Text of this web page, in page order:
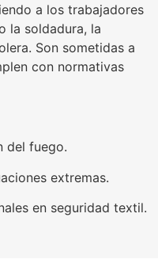
a los trabajadores
la soldadura, la
Son sometidas a
con normativas
del fuego.
extremas.
en seguridad textil.